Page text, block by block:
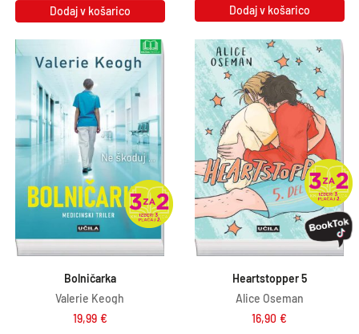
Dodaj v košarico
Dodaj v košarico
Bolničarka
Valerie Keogh
19,99 €
Heartstopper 5
Alice Oseman
16,90 €